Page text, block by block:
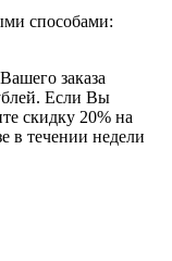
способами:
заказа
Если Вы
скидку 20% на
в течении недели